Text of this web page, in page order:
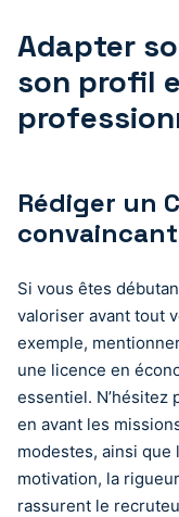
Adapter
son profil
Rédiger un
Si vous êtes
valoriser avant tout
exemple,
une licence en
essentiel. N’hésitez
en avant les
modestes, ainsi
motivation, la
rassurent le